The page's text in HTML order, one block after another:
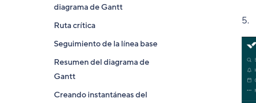
diagrama de Gantt
Ruta crítica
Seguimiento de la línea base
Resumen del diagrama de
Gantt
Creando instantáneas del